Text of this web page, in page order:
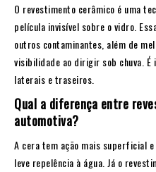
O revestimento cerâmico é uma
película invisível sobre o vidro.
outros contaminantes, além de
visibilidade ao dirigir sob chuva.
laterais e traseiros.
Qual a diferença entre
automotiva?
A cera tem ação mais superficial
leve repelência à água. Já o